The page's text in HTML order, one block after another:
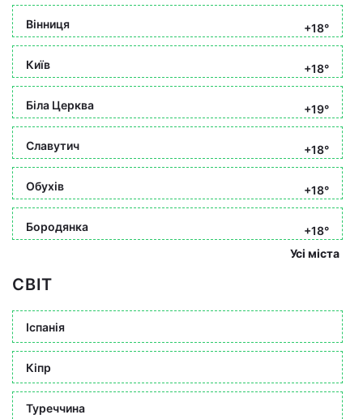
Вінниця +18°
Київ +18°
Біла Церква +19°
Славутич +18°
Обухів +18°
Бородянка
+18°
Усі міста
СВІТ
Іспанія
Кіпр
Туреччина